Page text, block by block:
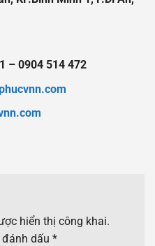
– 0904 514 472
hiển thị công khai.
dấu *